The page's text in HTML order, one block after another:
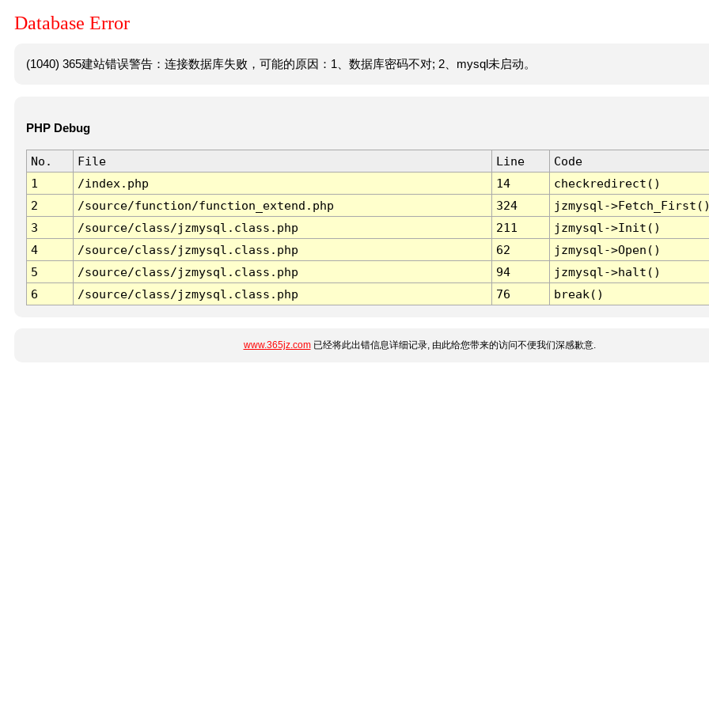
Database Error
(1040) 365建站错误警告：连接数据库失败，可能的原因：1、数据库密码不对; 2、mysql未启动。
PHP Debug
No. File Line
Code
1
/index.php 14
checkredirect()
2
/source/function/function_extend.php 324
jzmysql-
3
/source/class/jzmysql.class.php 211
jzmysql->Init()
4
/source/class/jzmysql.class.php 62
jzmysql->Open()
5
/source/class/jzmysql.class.php 94
jzmysql->halt()
6
/source/class/jzmysql.class.php 76 break()
www.365jz.com已经将此出错信息详细记录, 由此给您带来的访问不便我们深感歉意.